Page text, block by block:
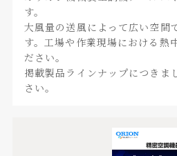
す。
大風量の送風によって広い空間
す。工場や作業現場における熱
ださい。
掲載製品ラインナップにつきま
さい。